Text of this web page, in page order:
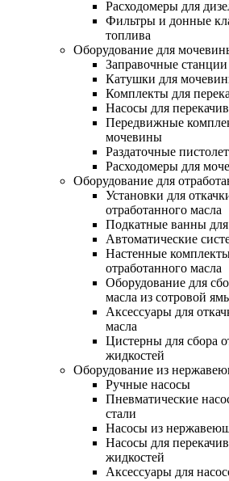
Расходомеры для
Фильтры и донные
топлива
Оборудование для
Заправочные
Катушки для
Комплекты для
Насосы для
Передвижные
мочевины
Раздаточные
Расходомеры для
Оборудование для
Установки для
отработанного масла
Подкатные ванны для
Автоматические
Настенные
отработанного масла
Оборудование для
масла из сотровой
Аксессуары для
масла
Цистерны для сбора
жидкостей
Оборудование из
Ручные насосы
Пневматические
стали
Насосы из
Насосы для
жидкостей
Аксессуары для